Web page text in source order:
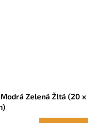
Zelená Žltá (20 x